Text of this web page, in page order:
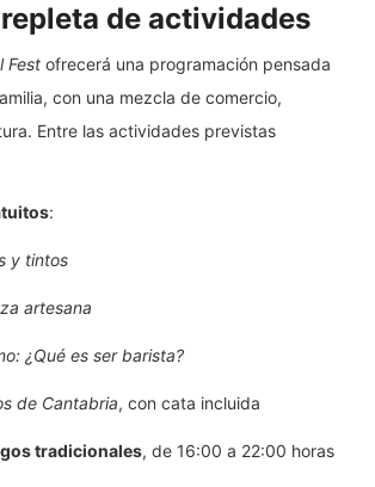
de actividades
Fest ofrecerá una programación pensada
con una mezcla de comercio,
Entre las actividades previstas
:
y tintos
artesana
¿Qué es ser barista?
de Cantabria, con cata incluida
tradicionales, de 16:00 a 22:00 horas